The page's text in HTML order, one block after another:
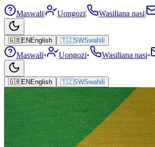
Maswali| Uongozi| Wasiliana nasi|
🇬🇧EN English 🇹🇿SWSwahili
Maswali• Uongozi• Wasiliana nasi•
🇬🇧EN English 🇹🇿SWSwahili